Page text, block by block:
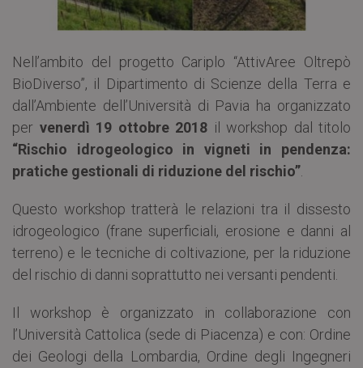
Nell’ambito del progetto Cariplo “AttivAree Oltrepò
BioDiverso”, il Dipartimento di Scienze della Terra e
dall’Ambiente dell’Università di Pavia ha organizzato
per venerdì 19 ottobre 2018 il workshop dal titolo
“Rischio idrogeologico in vigneti in pendenza:
pratiche gestionali di riduzione del rischio”
Questo workshop tratterà le relazioni tra il dissesto
idrogeologico (frane superficiali, erosione e danni al
terreno) e le tecniche di coltivazione, per la riduzione
del rischio di danni soprattutto nei versanti pendenti.
Il workshop è organizzato in collaborazione con
l’Università Cattolica (sede di Piacenza) e con: Ordine
dei Geologi della Lombardia, Ordine degli Ingegneri